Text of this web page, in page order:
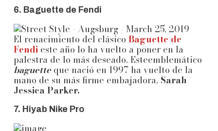
6. Baguette de Fendi
El renacimiento del clásico Baguette de
Fendi este año lo ha vuelto a poner en la
palestra de lo más deseado. Esteemblemático
baguetteque nació en 1997 ha vuelto de la
mano de su más firme embajadora, Sarah
Jessica Parker.
7. Hiyab Nike Pro